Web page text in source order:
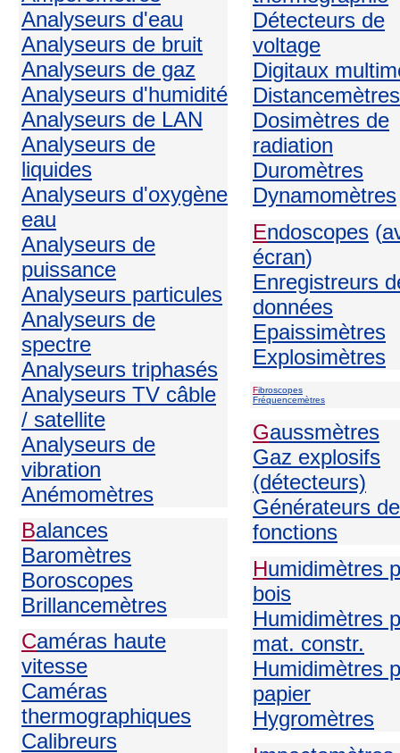
Analyseurs d'eau
Analyseurs de bruit
Analyseurs de gaz
Analyseurs d'humidité
Analyseurs de LAN
Analyseurs de
liquides
Analyseurs d'oxygène
eau
Analyseurs de
puissance
Analyseurs particules
Analyseurs de
spectre
Analyseurs triphasés
Analyseurs TV câble
/ satellite
Analyseurs de
vibration
Anémomètres
Balances
Baromètres
Boroscopes
Brillancemètres
Caméras haute
vitesse
Caméras
thermographiques
Calibreurs
Détecteurs de
voltage
Digitaux
Distancemètres
Dosimètres de
radiation
Duromètres
Dynamomètres
Endoscopes (
écran)
Enregistreurs
données
Epaissimètres
Explosimètres
Fibroscopes
Fréquencemètres
Gaussmètres
Gaz explosifs
(détecteurs)
Générateurs de
fonctions
Humidimètres
bois
Humidimètres
mat. constr.
Humidimètres
papier
Hygromètres